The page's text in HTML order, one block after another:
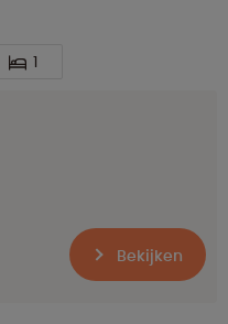
1
Bekijken